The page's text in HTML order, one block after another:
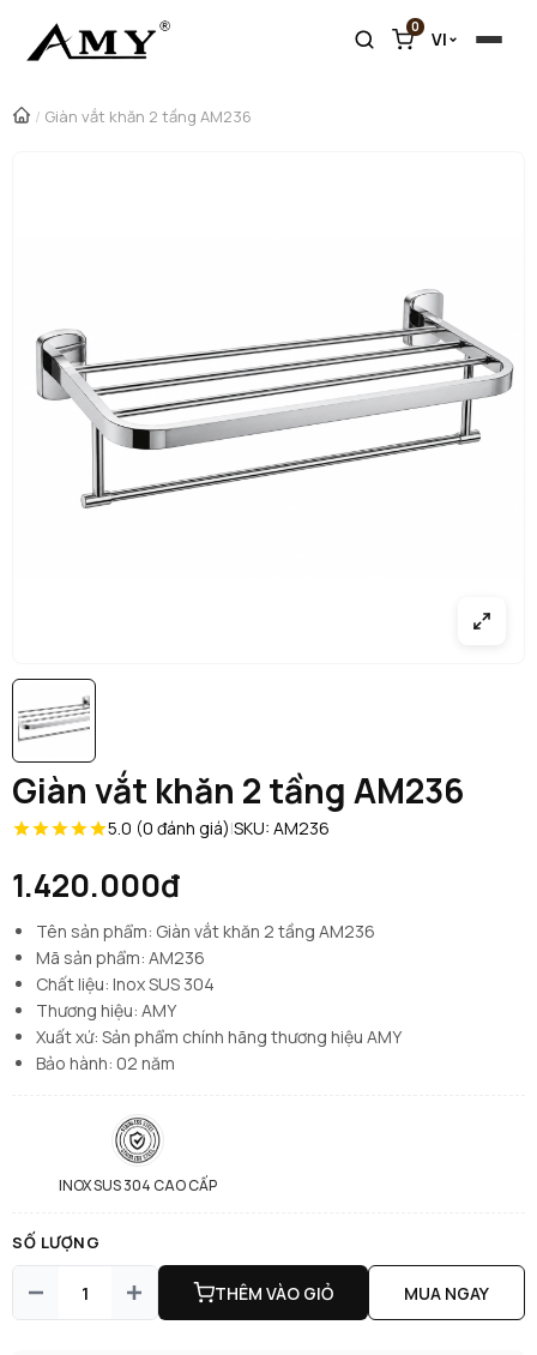
0
VI
/ Giàn vắt khăn 2 tầng AM236
Giàn vắt khăn 2 tầng AM236
5.0 (0 đánh giá)|SKU: AM236
1.420.000đ
Tên sản phẩm: Giàn vắt khăn 2 tầng AM236
Mã sản phẩm: AM236
Chất liệu: Inox SUS 304
Thương hiệu: AMY
Xuất xứ: Sản phẩm chính hãng thương hiệu AMY
Bảo hành: 02 năm
INOX SUS 304 CAO CẤP
SỐ LƯỢNG
THÊM VÀO GIỎ MUA NGAY